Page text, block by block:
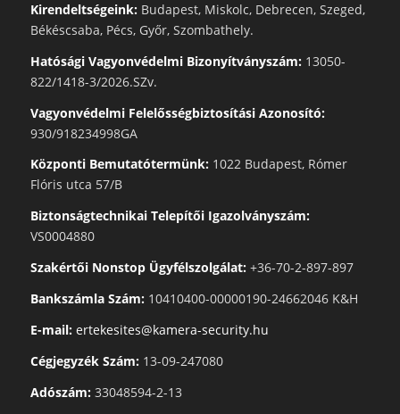
Kirendeltségeink:Budapest, Miskolc, Debrecen, Szeged,
Békéscsaba, Pécs, Győr, Szombathely.
Hatósági Vagyonvédelmi Bizonyítványszám:13050-
822/1418-3/2026.SZv.
Vagyonvédelmi Felelősségbiztosítási Azonosító:
930/918234998GA
Központi Bemutatótermünk:1022 Budapest, Rómer
Flóris utca 57/B
Biztonságtechnikai Telepítői Igazolványszám:
VS0004880
Szakértői Nonstop Ügyfélszolgálat:+36-70-2-897-897
Bankszámla Szám:10410400-00000190-24662046 K&H
E-mail: ertekesites@kamera-security.hu
Cégjegyzék Szám:13-09-247080
Adószám:33048594-2-13